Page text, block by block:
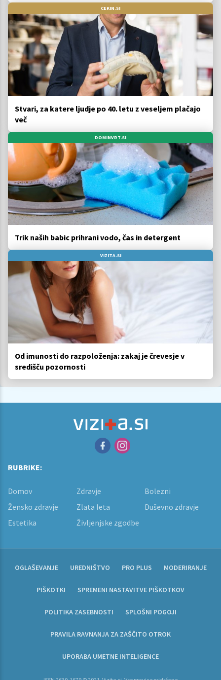
CEKIN.SI
Stvari, za katere ljudje po 40. letu z veseljem plačajo
več
DOMINVRT.SI
Trik naših babic prihrani vodo, čas in detergent
VIZITA.SI
Od imunosti do razpoloženja: zakaj je črevesje v
središču pozornosti
RUBRIKE:
Domov Zdravje
Bolezni
Žensko zdravje
Zlata leta
Duševno zdravje
Estetika
Življenjske zgodbe
OGLAŠEVANJE UREDNIŠTVO PRO PLUS MODERIRANJE
PIŠKOTKI SPREMENI NASTAVITVE PIŠKOTKOV
POLITIKA ZASEBNOSTI SPLOŠNI POGOJI
PRAVILA RAVNANJA ZA ZAŠČITO OTROK
UPORABA UMETNE INTELIGENCE